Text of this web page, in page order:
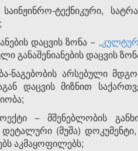
ტექნიკური,
დაცვის ზონა −
განაშენიანების დაცვის
ნაგებობის არსებული
დაცვის მიზნით
− მშენებლობის
დეტალური (მუშა)
აკმაყოფილებს;